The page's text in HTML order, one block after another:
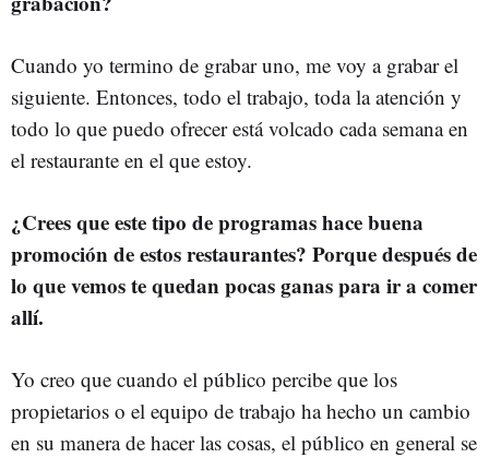
Cuando yo termino de grabar uno, me voy a grabar el
siguiente. Entonces, todo el trabajo, toda la atención y
todo lo que puedo ofrecer está volcado cada semana en
el restaurante en el que estoy.
¿Crees que este tipo de programas hace buena
promoción de estos restaurantes? Porque después de
lo que vemos te quedan pocas ganas para ir a comer
allí.
Yo creo que cuando el público percibe que los
propietarios o el equipo de trabajo ha hecho un cambio
en su manera de hacer las cosas, el público en general se